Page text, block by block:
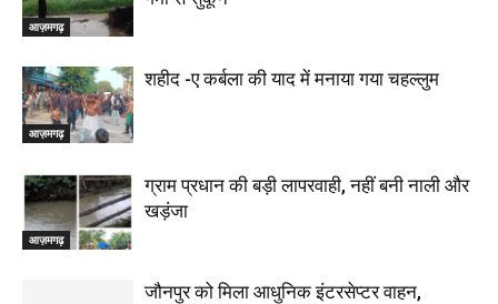
आज़मगढ़
आज़मगढ़
शहीद -ए कर्बला की याद में मनाया गया चहल्लुम
आज़मगढ़
ग्राम प्रधान की बड़ी लापरवाही, नहीं बनी नाली और
खड़ंजा
जौनपुर को मिला आधुनिक इंटरसेप्टर वाहन,